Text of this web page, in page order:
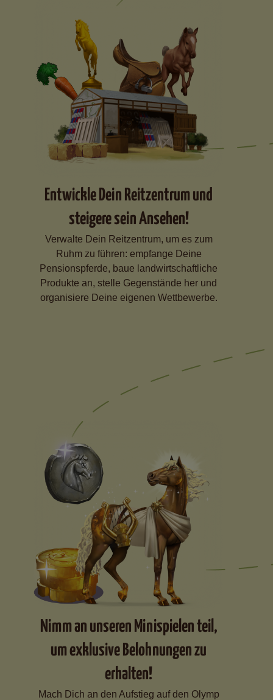
Entwickle Dein Reitzentrum und
steigere sein Ansehen!
Verwalte Dein Reitzentrum, um es zum
Ruhm zu führen: empfange Deine
Pensionspferde, baue landwirtschaftliche
Produkte an, stelle Gegenstände her und
organisiere Deine eigenen Wettbewerbe.
Nimm an unseren Minispielen teil,
um exklusive Belohnungen zu
erhalten!
Mach Dich an den Aufstieg auf den Olymp